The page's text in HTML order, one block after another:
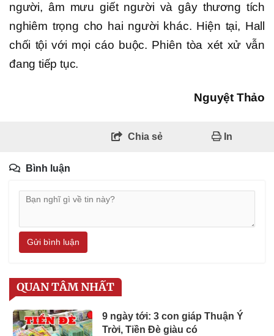
người, âm mưu giết người và gây thương tích
nghiêm trọng cho hai người khác. Hiện tại, Hall
chối tội với mọi cáo buộc. Phiên tòa xét xử vẫn
đang tiếp tục.
Nguyệt Thảo
Chia sẻ In
Bình luận
Gửi bình luận
QUAN TÂM NHẤT
9 ngày tới: 3 con giáp Thuận Ý
Trời, Tiền Đè giàu có